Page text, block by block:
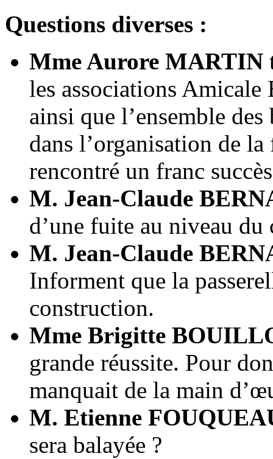
Questions diverses :
Mme Aurore MARTIN
les associations
ainsi que l’ensemble
dans l’organisation de
rencontré un franc
M. Jean-Claude
d’une fuite au niveau du
M. Jean-Claude
Informent que la
construction.
Mme Brigitte
grande réussite. Pour
manquait de la main
M. Etienne
sera balayée ?